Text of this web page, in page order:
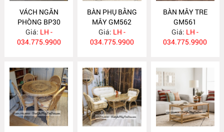
VÁCH NGĂN
PHÒNG BP30
Giá: LH -
034.775.9900
BÀN PHỤ BẰNG
MÂY GM562
Giá: LH -
034.775.9900
BÀN MÂY TRE
GM561
Giá: LH -
034.775.9900